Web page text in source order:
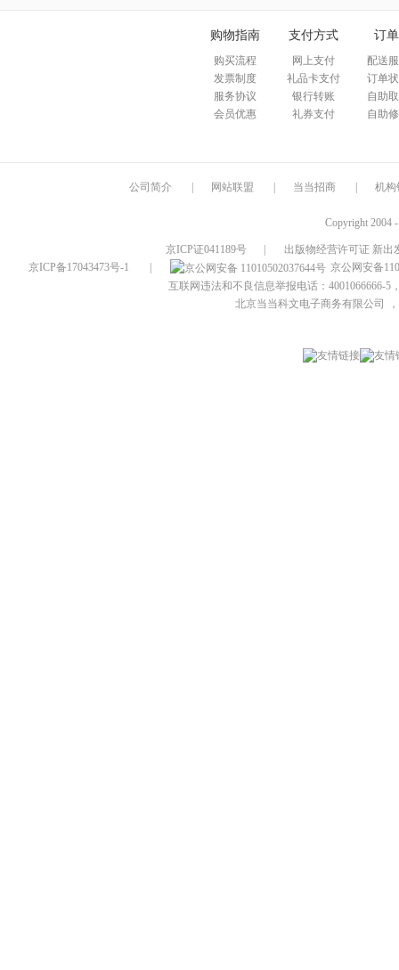
购物指南
购买流程
发票制度
服务协议
会员优惠
支付方式
网上支付
礼品卡支付
银行转账
礼券支付
订
配送
订单
自助
自助
公司简介 网站联盟 当当招商 机构
Copyright 2004
京ICP证041189号
出版物经营许可证 新出
京ICP备17043473号-1
京公网安备
互联网违法和不良信息举报电话：4001066666-5
北京当当科文电子商务有限公司